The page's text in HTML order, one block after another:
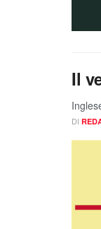
Il
DI